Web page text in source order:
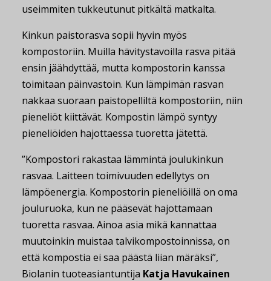
useimmiten tukkeutunut pitkältä matkalta.
Kinkun paistorasva sopii hyvin myös
kompostoriin. Muilla hävitystavoilla rasva pitää
ensin jäähdyttää, mutta kompostorin kanssa
toimitaan päinvastoin. Kun lämpimän rasvan
nakkaa suoraan paistopelliltä kompostoriin, niin
pieneliöt kiittävät. Kompostin lämpö syntyy
pieneliöiden hajottaessa tuoretta jätettä.
”Kompostori rakastaa lämmintä joulukinkun
rasvaa. Laitteen toimivuuden edellytys on
lämpöenergia. Kompostorin pieneliöillä on oma
jouluruoka, kun ne pääsevät hajottamaan
tuoretta rasvaa. Ainoa asia mikä kannattaa
muutoinkin muistaa talvikompostoinnissa, on
että kompostia ei saa päästä liian märäksi”,
Biolanin tuoteasiantuntija Katja Havukainen